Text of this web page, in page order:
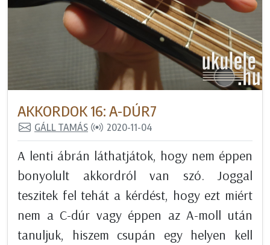
AKKORDOK 16: A-DÚR7
GÁLL TAMÁS 2020-11-04
A lenti ábrán láthatjátok, hogy nem éppen
bonyolult akkordról van szó. Joggal
teszitek fel tehát a kérdést, hogy ezt miért
nem a C-dúr vagy éppen az A-moll után
tanuljuk, hiszem csupán egy helyen kell